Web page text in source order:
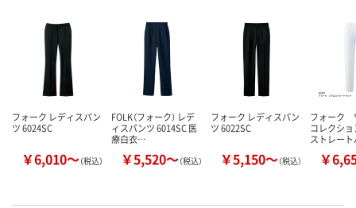
フォーク レディスパン
ツ 6024SC
￥6,010～（税込）
FOLK（フォーク） レデ
ィスパンツ 6014SC 医
療白衣…
￥5,520～（税込）
フォーク レディスパン
ツ 6022SC
￥5,150～（税込）
フォーク
コレクシ
ストレー
￥